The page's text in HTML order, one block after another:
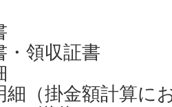
領収証書
（掛金額計算に